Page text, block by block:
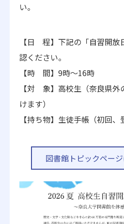
い。
【日 程】下記の「自習開放
認ください。
【時 間】9時～16時
【対 象】高校生（奈良県外
けます）
【持ち物】生徒手帳（初回、
図書館トピックペー